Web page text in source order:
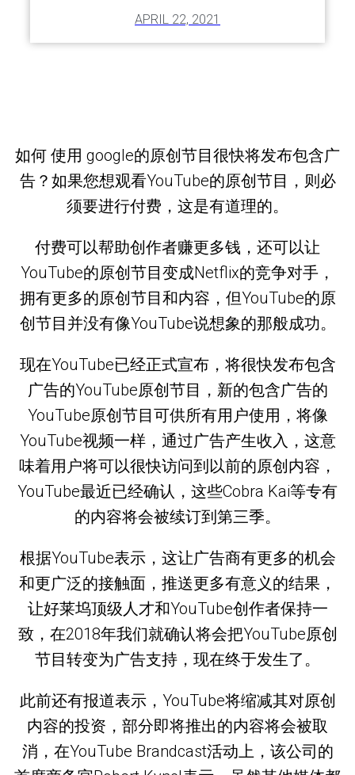
APRIL 22, 2021
如何 使用 google的原创节目很快将发布包含广
告？如果您想观看YouTube的原创节目，则必
须要进行付费，这是有道理的。
付费可以帮助创作者赚更多钱，还可以让
YouTube的原创节目变成Netflix的竞争对手，
拥有更多的原创节目和内容，但YouTube的原
创节目并没有像YouTube说想象的那般成功。
现在YouTube已经正式宣布，将很快发布包含
广告的YouTube原创节目，新的包含广告的
YouTube原创节目可供所有用户使用，将像
YouTube视频一样，通过广告产生收入，这意
味着用户将可以很快访问到以前的原创内容，
YouTube最近已经确认，这些Cobra Kai等专有
的内容将会被续订到第三季。
根据YouTube表示，这让广告商有更多的机会
和更广泛的接触面，推送更多有意义的结果，
让好莱坞顶级人才和YouTube创作者保持一
致，在2018年我们就确认将会把YouTube原创
节目转变为广告支持，现在终于发生了。
此前还有报道表示，YouTube将缩减其对原创
内容的投资，部分即将推出的内容将会被取
消，在YouTube Brandcast活动上，该公司的